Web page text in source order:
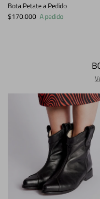
Bota Petate a Pedido
Precio normal
$170.000 A pedido